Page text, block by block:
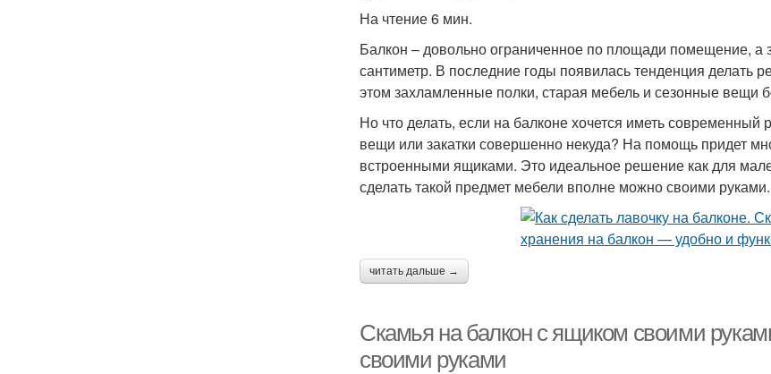
На чтение 6 мин.
Балкон – довольно ограниченное по площади помещение, а
сантиметр. В последние годы появилась тенденция делать
этом захламленные полки, старая мебель и сезонные вещи
Но что делать, если на балконе хочется иметь
вещи или закатки совершенно некуда? На помощь придет
встроенными ящиками. Это идеальное решение как для
сделать такой предмет мебели вполне можно своими руками.
читать дальше →
Скамья на балкон с ящиком своими
своими руками